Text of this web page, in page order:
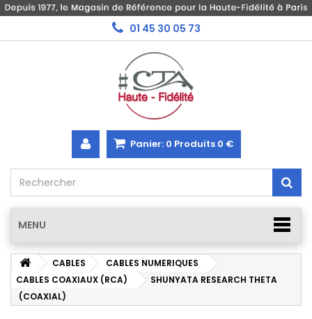
01 45 30 05 73
Panier: 0 Produits 0 €
MENU
CABLES
CABLES NUMERIQUES
CABLES COAXIAUX (RCA)
SHUNYATA RESEARCH THETA
(COAXIAL)